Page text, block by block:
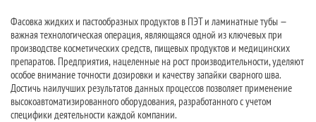
Фасовка жидких и пастообразных продуктов в ПЭТ и ламинатные тубы —
важная технологическая операция, являющаяся одной из ключевых при
производстве косметических средств, пищевых продуктов и медицинских
препаратов. Предприятия, нацеленные на рост производительности, уделяют
особое внимание точности дозировки и качеству запайки сварного шва.
Достичь наилучших результатов данных процессов позволяет применение
высокоавтоматизированного оборудования, разработанного с учетом
специфики деятельности каждой компании.